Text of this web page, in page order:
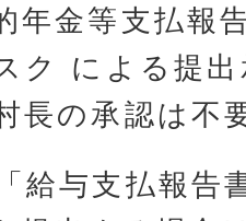
年金等支払報
ク による提
長の承認は不
給与支払報告